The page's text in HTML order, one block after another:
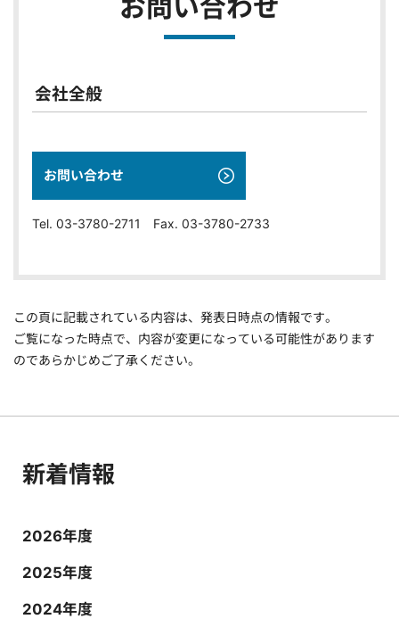
お問い合わせ
会社全般
お問い合わせ
Tel. 03-3780-2711 Fax. 03-3780-2733
この頁に記載されている内容は、発表日時点の情報です。
ご覧になった時点で、内容が変更になっている可能性があります
のであらかじめご了承ください。
新着情報
2026年度
2025年度
2024年度